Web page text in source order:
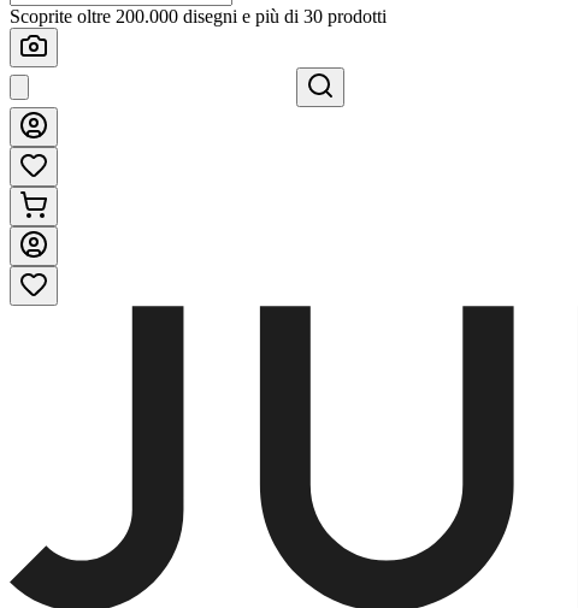
Scoprite oltre 200.000 disegni e più di 30 prodotti